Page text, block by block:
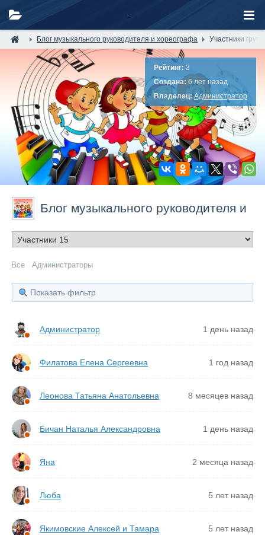
Блог музыкального руководителя и хореографа Участники
Рейтинг: 3
Создана: 6 лет назад
Владелец: Администратор
Блог музыкального руководителя и
хореографа/ Участники группы
Все Администраторы
Показать фильтр
Администратор 1 день назад
Филатова Елена Сергеевна 1 год назад
Леонова Татьяна Анатольевна 8 месяцев назад
Бичан Наталья Александровна 1 день назад
Яна 2 месяца назад
Люба 5 лет назад
Якимовские Алексей и Тамара 5 лет назад